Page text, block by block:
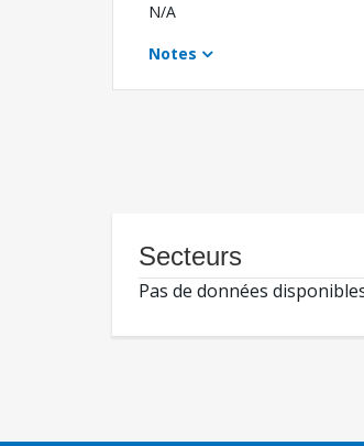
N/A
Notes
Secteurs
Pas de données